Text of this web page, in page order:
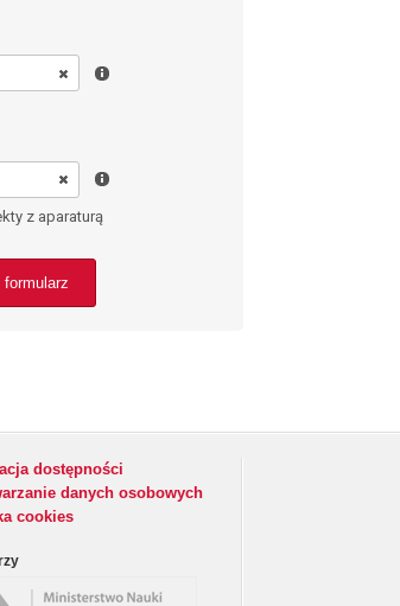
z aparaturą
dostępności
danych osobowych
cookies